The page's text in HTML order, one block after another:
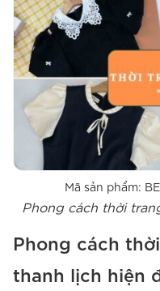
Mã sản phẩm:
Phong cách thời
Phong cách
thanh lịch hiện